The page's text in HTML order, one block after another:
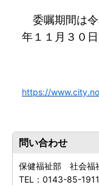
委嘱期間は令
年１１月３０
https://
問い合わせ
保健福祉部 社会福
TEL： 0143-85-1911